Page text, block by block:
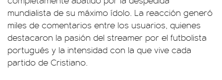
mundialista de su máximo ídolo. La reacción generó
miles de comentarios entre los usuarios, quienes
destacaron la pasión del streamer por el futbolista
portugués y la intensidad con la que vive cada
partido de Cristiano.